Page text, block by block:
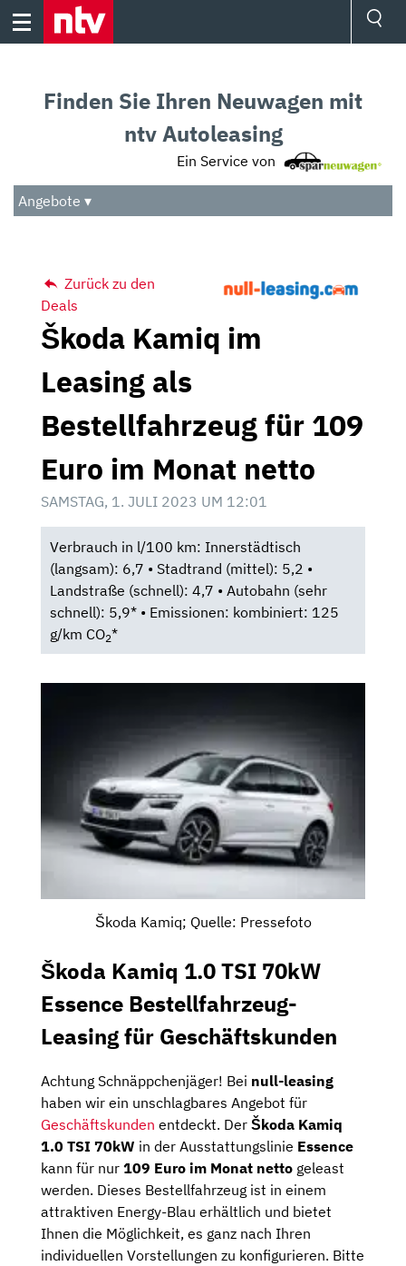
Skip
Audio
Das Beste
Finden Sie Ihren Neuwagen mit
ntv Autoleasing
Ein Service von
Angebote ▾
Zurück zu den
Deals
Škoda Kamiq im
Leasing als
Bestellfahrzeug für 109
Euro im Monat netto
SAMSTAG, 1. JULI 2023 UM 12:01
Verbrauch in l/100 km: Innerstädtisch
(langsam): 6,7 • Stadtrand (mittel): 5,2 •
Landstraße (schnell): 4,7 • Autobahn (sehr
schnell): 5,9* • Emissionen: kombiniert: 125
g/km CO2*
Škoda Kamiq; Quelle: Pressefoto
Škoda Kamiq 1.0 TSI 70kW
Essence Bestellfahrzeug-
Leasing für Geschäftskunden
Achtung Schnäppchenjäger! Bei null-leasing
haben wir ein unschlagbares Angebot für
Geschäftskunden entdeckt. Der Škoda Kamiq
1.0 TSI 70kW in der Ausstattungslinie Essence
kann für nur 109 Euro im Monat netto geleast
werden. Dieses Bestellfahrzeug ist in einem
attraktiven Energy-Blau erhältlich und bietet
Ihnen die Möglichkeit, es ganz nach Ihren
individuellen Vorstellungen zu konfigurieren. Bitte